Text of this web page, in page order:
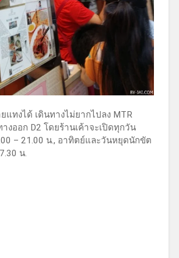
แทงได้ เดินทางไม่ยากไปลง MTR
งออก D2 โดยร้านเค้าจะเปิดทุกวัน
– 21.00 น., อาทิตย์และวันหยุดนักขัต
น.